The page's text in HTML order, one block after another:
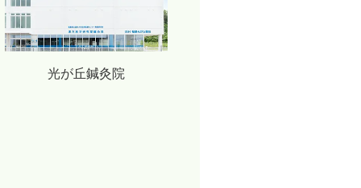
光が丘鍼灸院